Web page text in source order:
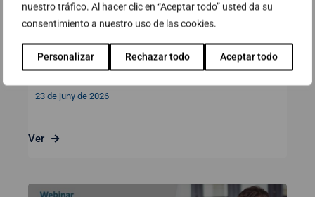
nuestro tráfico. Al hacer clic en “Aceptar todo” usted da su
consentimiento a nuestro uso de las cookies.
Personalizar Rechazar todo Aceptar todo
Webinar: AI Observability. El camí
cap a una IA empresarial
governable, predictible i segura
23 de juny de 2026
Ver